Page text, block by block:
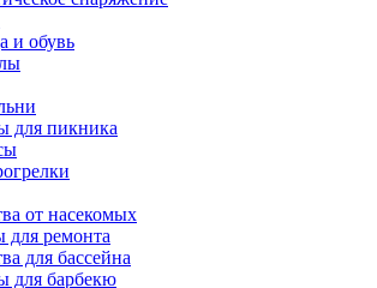
и обувь
для пикника
от насекомых
для ремонта
для бассейна
для барбекю